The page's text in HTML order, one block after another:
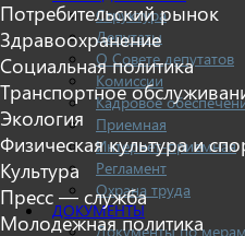
Структура
Депутаты
О Совете депутатов
Комиссии
Кадровое
Приемная
Интернет-приемная
Регламент
Охрана труда
ДОКУМЕНТЫ
Документы по
Потребительский рынок
Здравоохранение
Социальная политика
Транспортное
Экология
Физическая культура и
Культура
Пресс — служба
Молодежная политика